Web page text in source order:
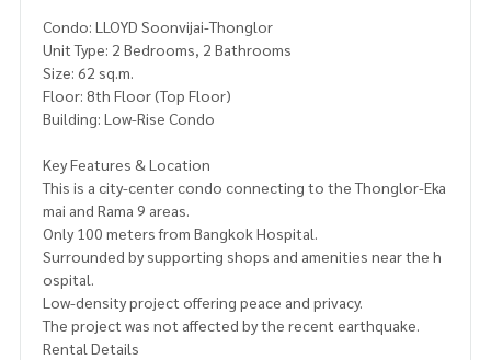
Condo: LLOYD Soonvijai-Thonglor
Unit Type: 2 Bedrooms, 2 Bathrooms
Size: 62 sq.m.
Floor: 8th Floor (Top Floor)
Building: Low-Rise Condo
Key Features & Location
This is a city-center condo connecting to the Thonglor-Eka
mai and Rama 9 areas.
Only 100 meters from Bangkok Hospital.
Surrounded by supporting shops and amenities near the h
ospital.
Low-density project offering peace and privacy.
The project was not affected by the recent earthquake.
Rental Details